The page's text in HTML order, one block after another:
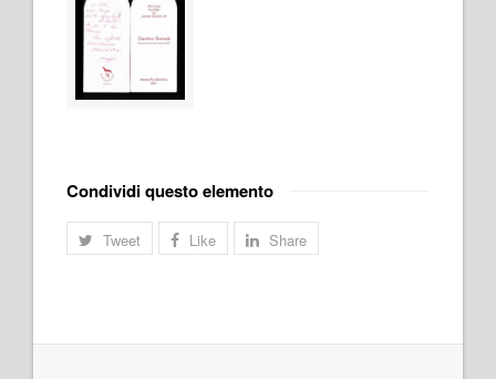
Condividi questo elemento
Tweet Like Share